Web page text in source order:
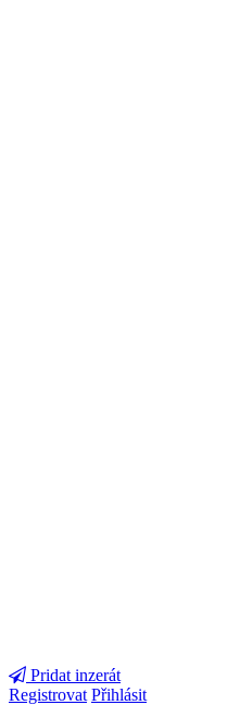
Pridat inzerát
Registrovat Přihlásit